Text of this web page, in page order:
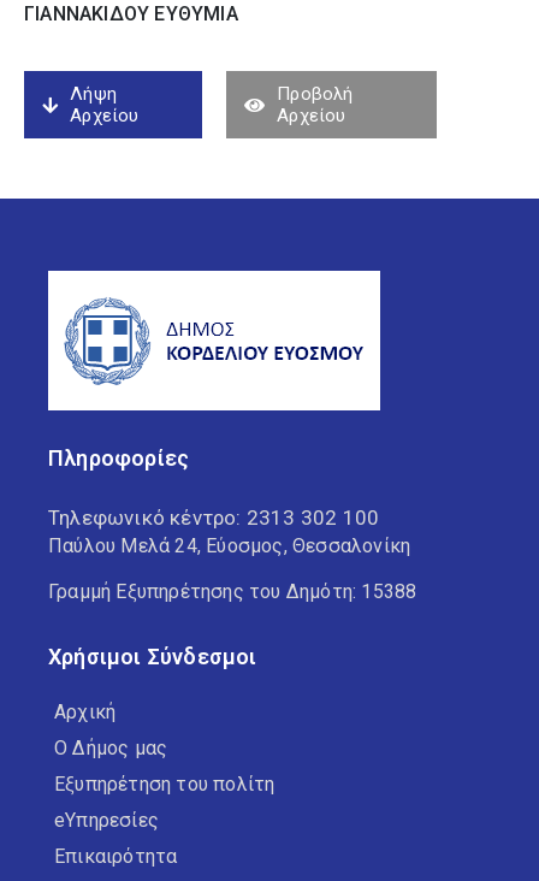
ΓΙΑΝΝΑΚΙΔΟΥ ΕΥΘΥΜΙΑ
Λήψη
Αρχείου
Προβολή
Αρχείου
Πληροφορίες
Τηλεφωνικό κέντρο: 2313 302 100
Παύλου Μελά 24, Εύοσμος, Θεσσαλονίκη
Γραμμή Εξυπηρέτησης του Δημότη: 15388
Χρήσιμοι Σύνδεσμοι
Αρχική
Ο Δήμος μας
Εξυπηρέτηση του πολίτη
eΥπηρεσίες
Επικαιρότητα